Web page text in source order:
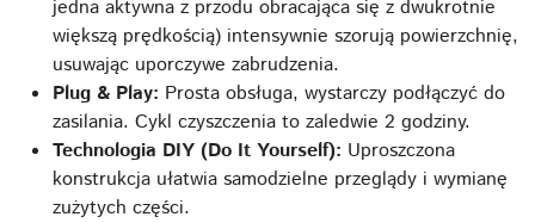
jedna aktywna z przodu obracająca się z dwukrotnie
większą prędkością) intensywnie szorują powierzchnię,
usuwając uporczywe zabrudzenia.
Plug & Play: Prosta obsługa, wystarczy podłączyć do
zasilania. Cykl czyszczenia to zaledwie 2 godziny.
Technologia DIY (Do It Yourself): Uproszczona
konstrukcja ułatwia samodzielne przeglądy i wymianę
zużytych części.